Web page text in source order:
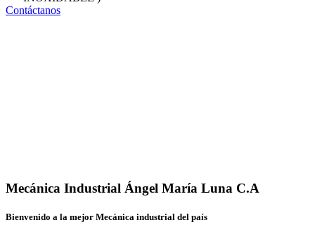
Contáctanos
Mecánica Industrial Ángel María Luna C.A
Bienvenido a la mejor Mecánica industrial del país